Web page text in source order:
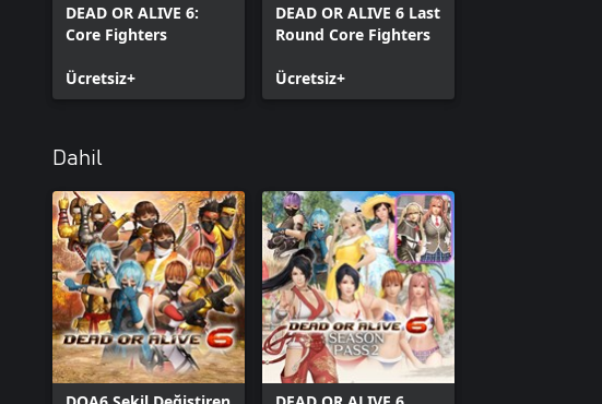
DEAD OR ALIVE 6:
Core Fighters
Ücretsiz+
DEAD OR ALIVE 6 Last
Round Core Fighters
Ücretsiz+
Dahil